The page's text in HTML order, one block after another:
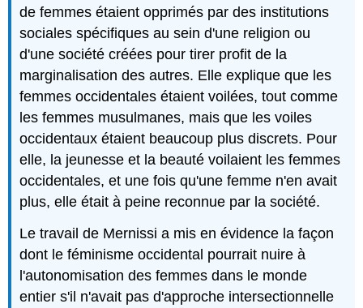
de femmes étaient opprimés par des institutions
sociales spécifiques au sein d'une religion ou
d'une société créées pour tirer profit de la
marginalisation des autres. Elle explique que les
femmes occidentales étaient voilées, tout comme
les femmes musulmanes, mais que les voiles
occidentaux étaient beaucoup plus discrets. Pour
elle, la jeunesse et la beauté voilaient les femmes
occidentales, et une fois qu'une femme n'en avait
plus, elle était à peine reconnue par la société.
Le travail de Mernissi a mis en évidence la façon
dont le féminisme occidental pourrait nuire à
l'autonomisation des femmes dans le monde
entier s'il n'avait pas d'approche intersectionnelle